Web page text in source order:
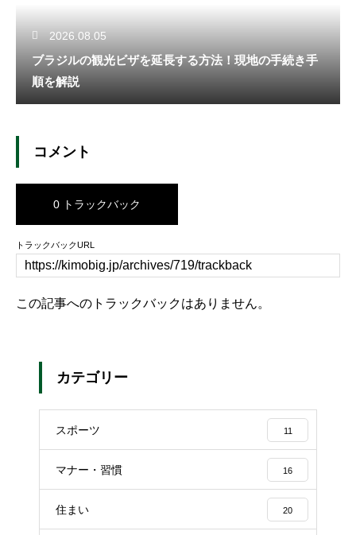
2026.08.05
ブラジルの観光ビザを延長する方法！現地の手続き手
順を解説
コメント
0 トラックバック
トラックバックURL
この記事へのトラックバックはありません。
カテゴリー
スポーツ 11
マナー・習慣 16
住まい 20